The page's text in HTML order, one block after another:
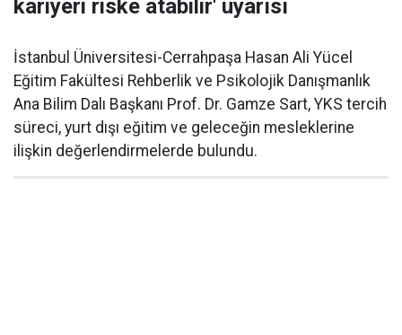
kariyeri riske atabilir' uyarısı
İstanbul Üniversitesi-Cerrahpaşa Hasan Ali Yücel
Eğitim Fakültesi Rehberlik ve Psikolojik Danışmanlık
Ana Bilim Dalı Başkanı Prof. Dr. Gamze Sart, YKS tercih
süreci, yurt dışı eğitim ve geleceğin mesleklerine
ilişkin değerlendirmelerde bulundu.